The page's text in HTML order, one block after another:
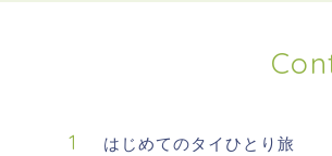
はじめてのタイひとり旅